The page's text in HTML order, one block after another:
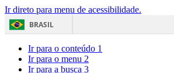
Ir direto para menu de acessibilidade.
BRASIL
Ir para o conteúdo 1
Ir para o menu 2
Ir para a busca 3